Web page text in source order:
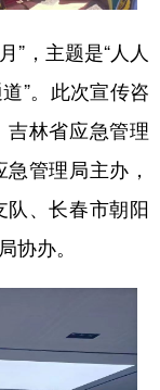
江西
湖南
重庆
，主题是“人人
”。此次宣传咨
林省应急管理
管理局主办，
、长春市朝阳
协办。